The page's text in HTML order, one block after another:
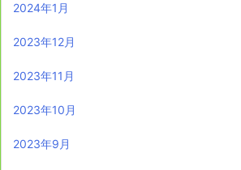
2024年1月
2023年12月
2023年11月
2023年10月
2023年9月